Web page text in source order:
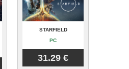
STARFIELD
PC
31.29 €